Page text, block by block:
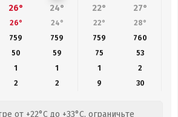
26° 24° 22° 27°
26° 24° 22° 28°
759
759 759 760
50
59 75 53
1
1 1
2
2
2 9 30
от +22°C до +33°C, ограничьте